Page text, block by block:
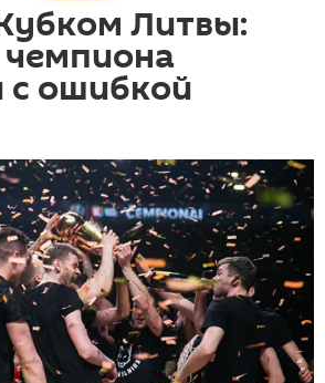
Литвы:
чемпиона
с ошибкой